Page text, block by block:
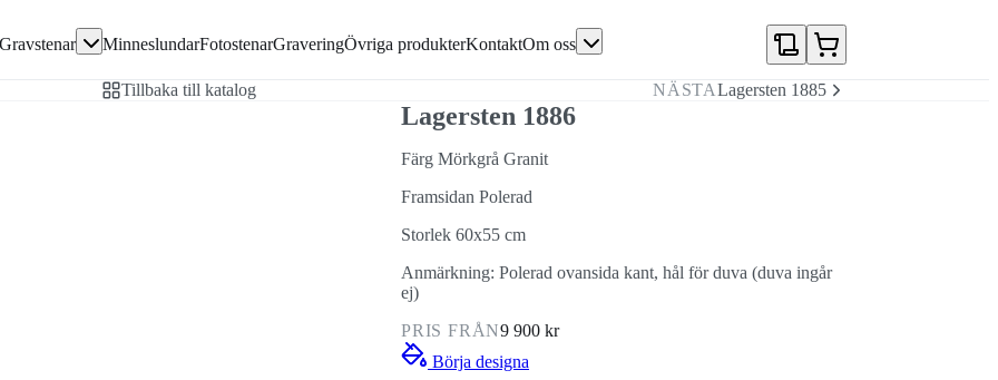
Gravstenar MinneslundarFotostenarGraveringÖvriga produkterKontaktOm oss
Tillbaka till katalog
NÄSTALagersten 1885
Lagersten 1886
Färg Mörkgrå Granit
Framsidan Polerad
Storlek 60x55 cm
Anmärkning: Polerad ovansida kant, hål för duva (duva ingår
ej)
PRIS FRÅN9 900 kr
Börja designa